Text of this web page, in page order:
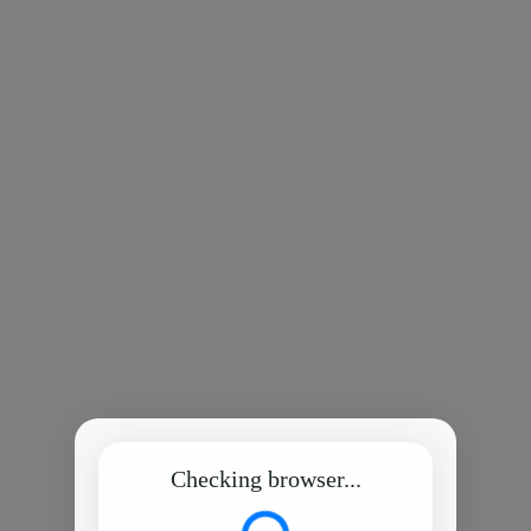
Checking browser...